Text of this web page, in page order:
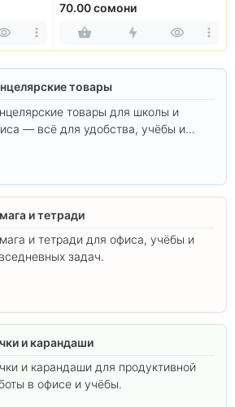
70.00 сомони
товары
товары для школы и
— всё для удобства, учёбы и
и тетради
и тетради для офиса, учёбы и
задач.
и карандаши
и карандаши для продуктивной
в офисе и учёбы.